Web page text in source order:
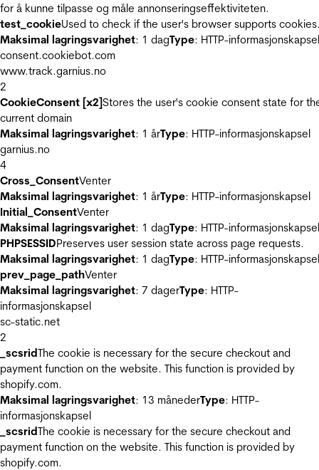
for å kunne tilpasse og måle annonseringseffektiviteten.
test_cookieUsed to check if the user's browser supports
Maksimal lagringsvarighet: 1 dagType: HTTP-informasjonskapsel
consent.cookiebot.com
www.track.garnius.no
2
CookieConsent [x2]Stores the user's cookie consent state for
current domain
Maksimal lagringsvarighet: 1 årType: HTTP-informasjonskapsel
garnius.no
4
Cross_ConsentVenter
Maksimal lagringsvarighet: 1 årType: HTTP-informasjonskapsel
Initial_ConsentVenter
Maksimal lagringsvarighet: 1 dagType: HTTP-informasjonskapsel
PHPSESSIDPreserves user session state across page requests.
Maksimal lagringsvarighet: 1 dagType: HTTP-informasjonskapsel
prev_page_pathVenter
Maksimal lagringsvarighet: 7 dagerType: HTTP-
informasjonskapsel
sc-static.net
2
_scsridThe cookie is necessary for the secure checkout and
payment function on the website. This function is provided by
shopify.com.
Maksimal lagringsvarighet: 13 månederType: HTTP-
informasjonskapsel
_scsridThe cookie is necessary for the secure checkout and
payment function on the website. This function is provided by
shopify.com.